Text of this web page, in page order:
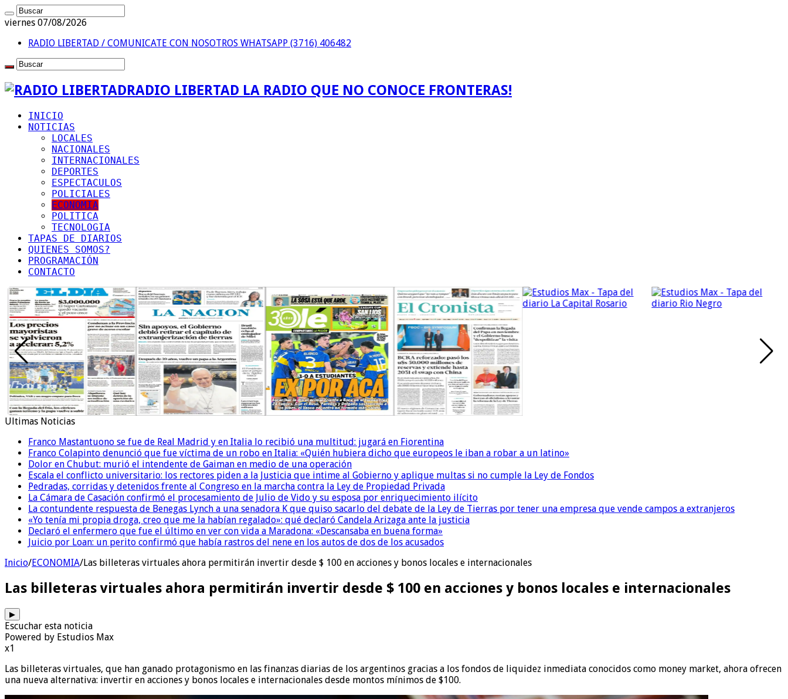
viernes 07/08/2026
RADIO LIBERTAD / COMUNICATE CON NOSOTROS WHATSAPP (3716) 406482
RADIO LIBERTAD LA RADIO QUE NO CONOCE FRONTERAS!
INICIO
NOTICIAS
LOCALES
NACIONALES
INTERNACIONALES
DEPORTES
ESPECTACULOS
POLICIALES
ECONOMIA
POLITICA
TECNOLOGIA
TAPAS DE DIARIOS
QUIENES SOMOS?
PROGRAMACIÓN
CONTACTO
Ultimas Noticias
Franco Mastantuono se fue de Real Madrid y en Italia lo recibió una multitud: jugará en Fiorentina
Franco Colapinto denunció que fue víctima de un robo en Italia: «Quién hubiera dicho que europeos le iban a robar a un latino»
Dolor en Chubut: murió el intendente de Gaiman en medio de una operación
Escala el conflicto universitario: los rectores piden a la Justicia que intime al Gobierno y aplique multas si no cumple la Ley de Fondos
Pedradas, corridas y detenidos frente al Congreso en la marcha contra la Ley de Propiedad Privada
La Cámara de Casación confirmó el procesamiento de Julio de Vido y su esposa por enriquecimiento ilícito
La contundente respuesta de Benegas Lynch a una senadora K que quiso sacarlo del debate de la Ley de Tierras por tener una empresa que vende campos a extranjeros
«Yo tenía mi propia droga, creo que me la habían regalado»: qué declaró Candela Arizaga ante la justicia
Declaró el enfermero que fue el último en ver con vida a Maradona: «Descansaba en buena forma»
Juicio por Loan: un perito confirmó que había rastros del nene en los autos de dos de los acusados
Inicio/ECONOMIA/Las billeteras virtuales ahora permitirán invertir desde $ 100 en acciones y bonos locales e internacionales
Las billeteras virtuales ahora permitirán invertir desde $ 100 en acciones y bonos locales e internacionales
▶
Escuchar esta noticia
Powered by Estudios Max
x1
Las billeteras virtuales, que han ganado protagonismo en las finanzas diarias de los argentinos gracias a los fondos de liquidez inmediata conocidos como money market, ahora ofrecen
una nueva alternativa: invertir en acciones y bonos locales e internacionales desde montos mínimos de $100.